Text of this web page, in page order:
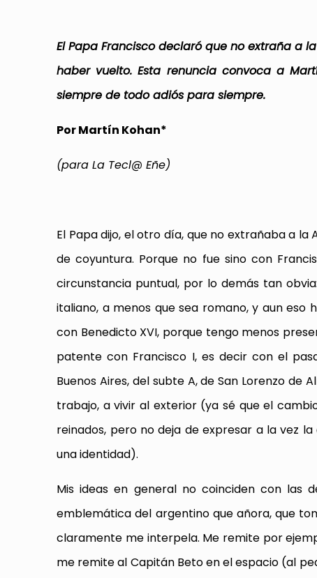
El Papa Francisco declaró que no extraña a
haber vuelto. Esta renuncia convoca a
siempre de todo adiós para siempre.
Por Martín Kohan*
(para La Tecl@ Eñe)
El Papa dijo, el otro día, que no extrañaba a
de coyuntura. Porque no fue sino con
circunstancia puntual, por lo demás tan
italiano, a menos que sea romano, y aun
con Benedicto XVI, porque tengo menos
patente con Francisco I, es decir con el
Buenos Aires, del subte A, de San Lorenzo
trabajo, a vivir al exterior (ya sé que el
reinados, pero no deja de expresar a la vez
una identidad).
Mis ideas en general no coinciden con las
emblemática del argentino que añora, que
claramente me interpela. Me remite por
me remite al Capitán Beto en el espacio (al